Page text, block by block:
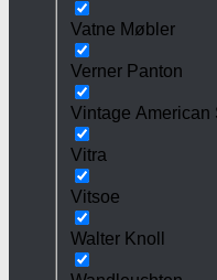
Vatne Møbler
Verner Panton
Vintage American
Vitra
Vitsoe
Walter Knoll